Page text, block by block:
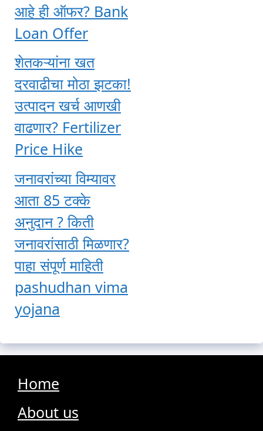
आहे ही ऑफर? Bank
Loan Offer
शेतकऱ्यांना खत
दरवाढीचा मोठा झटका!
उत्पादन खर्च आणखी
वाढणार? Fertilizer
Price Hike
जनावरांच्या विम्यावर
आता 85 टक्के
अनुदान ? किती
जनावरांसाठी मिळणार?
पाहा संपूर्ण माहिती
pashudhan vima
yojana
Home
About us